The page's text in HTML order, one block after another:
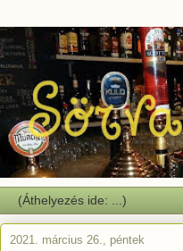
2021. március 26., péntek